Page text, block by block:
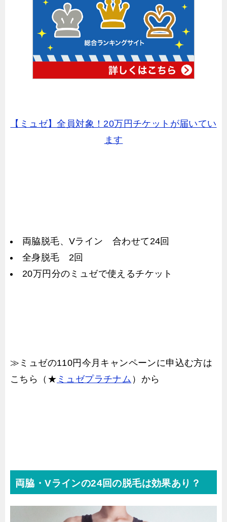
【ミュゼ】全員対象！20万円チケットが届いてい
ます
両脇脱毛、Vライン 合わせて24回
全身脱毛 2回
20万円分のミュゼで使えるチケット
≫ミュゼの110円今月キャンペーンに申込む方は
こちら（★ ミュゼプラチナム ）から
両脇・Vラインの24回の脱毛は効果あり？